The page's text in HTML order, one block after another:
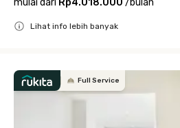
mulai dari Rp4.018.000 /bulan
Lihat info lebih banyak
Full Service